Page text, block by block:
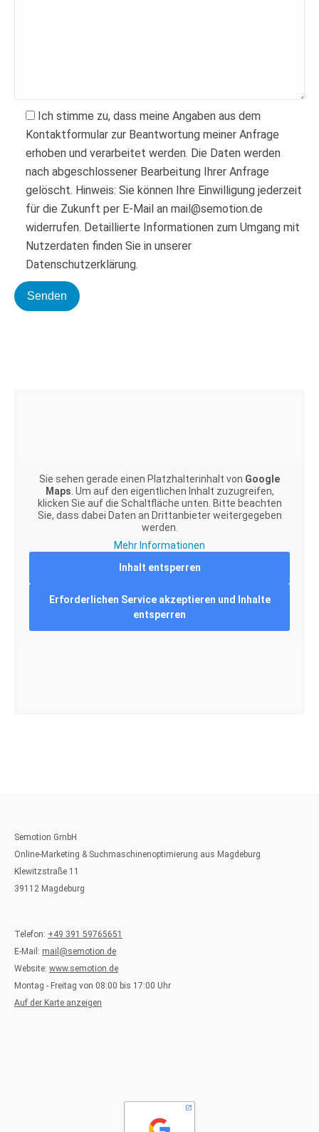
Ich stimme zu, dass meine Angaben aus dem
Kontaktformular zur Beantwortung meiner Anfrage
erhoben und verarbeitet werden. Die Daten werden
nach abgeschlossener Bearbeitung Ihrer Anfrage
gelöscht. Hinweis: Sie können Ihre Einwilligung jederzeit
für die Zukunft per E-Mail an mail@semotion.de
widerrufen. Detaillierte Informationen zum Umgang mit
Nutzerdaten finden Sie in unserer
Datenschutzerklärung.
Sie sehen gerade einen Platzhalterinhalt von Google
Maps . Um auf den eigentlichen Inhalt zuzugreifen,
klicken Sie auf die Schaltfläche unten. Bitte beachten
Sie, dass dabei Daten an Drittanbieter weitergegeben
werden.
Mehr Informationen
Inhalt entsperren
Erforderlichen Service akzeptieren und Inhalte
entsperren
Semotion GmbH
Online-Marketing & Suchmaschinenoptimierung aus Magdeburg
Klewitzstraße 11
39112 Magdeburg
Telefon: +49 391 59765651
E-Mail: mail@semotion.de
Website: www.semotion.de
Montag - Freitag von 08:00 bis 17:00 Uhr
Auf der Karte anzeigen